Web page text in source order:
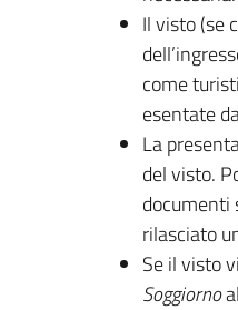
Il visto (se
come
esentate
La
del visto.
documenti
rilasciato
Se il visto
Soggiorno